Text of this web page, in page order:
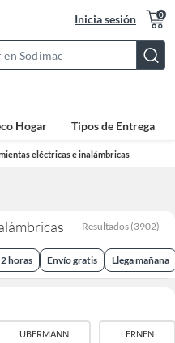
Inicia sesión 0
Bar
Hogar Tipos de Entrega
eléctricas e inalámbricas
Resultados (3902)
horas Envío gratis Llega mañana
UBERMANN LERNEN